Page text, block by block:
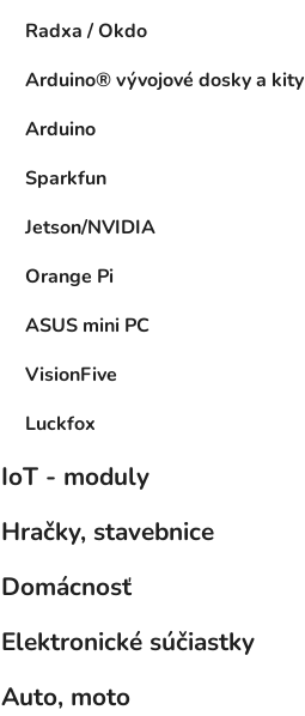
Radxa / Okdo
Arduino® vývojové dosky a kity
Arduino
Sparkfun
Jetson/NVIDIA
Orange Pi
ASUS mini PC
VisionFive
Luckfox
IoT - moduly
Hračky, stavebnice
Domácnosť
Elektronické súčiastky
Auto, moto